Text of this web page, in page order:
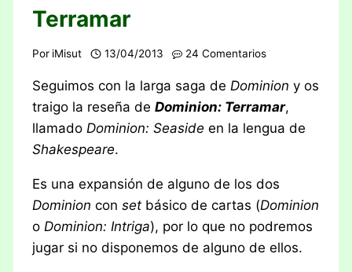
Terramar
Por iMisut 13/04/2013 24 Comentarios
Seguimos con la larga saga deDominiony os
traigo la reseña deDominion: Terramar,
llamadoDominion: Seaside en la lengua de
Shakespeare.
Es una expansión de alguno de los dos
Dominionconset básico de cartas (Dominion
oDominion: Intriga), por lo que no podremos
jugar si no disponemos de alguno de ellos.